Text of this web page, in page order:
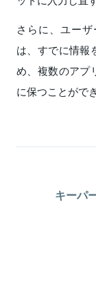
さらに、ユー
は、すでに情報
め、複数のアプ
に保つことがで
キーパ